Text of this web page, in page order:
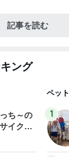
記事を読む
ング
ち～の
イクル
ペット
1